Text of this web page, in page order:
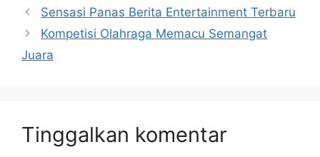
Sensasi Panas Berita Entertainment Terbaru
Kompetisi Olahraga Memacu Semangat
Juara
Tinggalkan komentar